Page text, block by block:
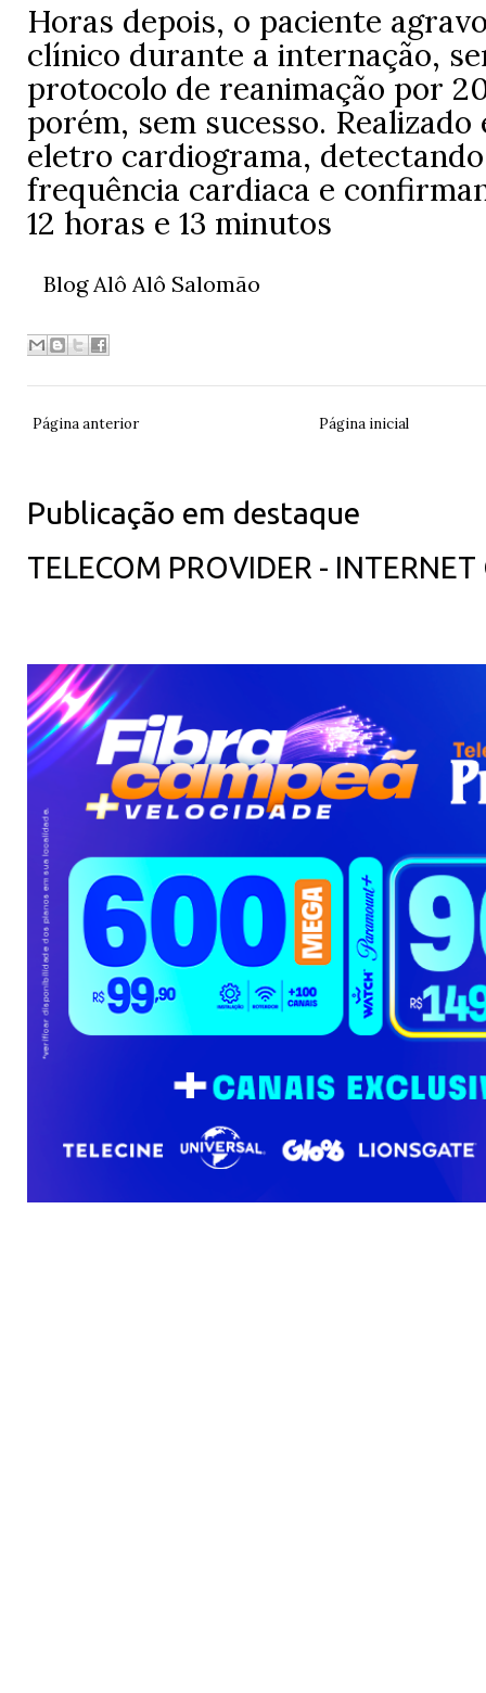
Horas depois, o paciente
clínico durante a internação,
protocolo de reanimação por
porém, sem sucesso. Realizado
eletro cardiograma,
frequência cardiaca e
12 horas e 13 minutos
Blog Alô Alô Salomão
Página anterior Página inicial
Publicação em destaque
TELECOM PROVIDER -